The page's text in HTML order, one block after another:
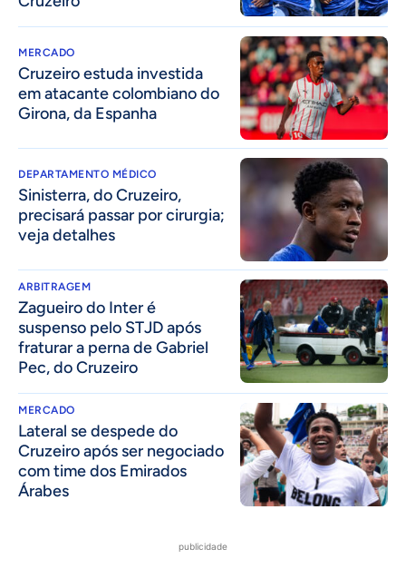
MERCADO
Cruzeiro estuda investida
em atacante colombiano do
Girona, da Espanha
DEPARTAMENTO MÉDICO
Sinisterra, do Cruzeiro,
precisará passar por cirurgia;
veja detalhes
ARBITRAGEM
Zagueiro do Inter é
suspenso pelo STJD após
fraturar a perna de Gabriel
Pec, do Cruzeiro
MERCADO
Lateral se despede do
Cruzeiro após ser negociado
com time dos Emirados
Árabes
publicidade